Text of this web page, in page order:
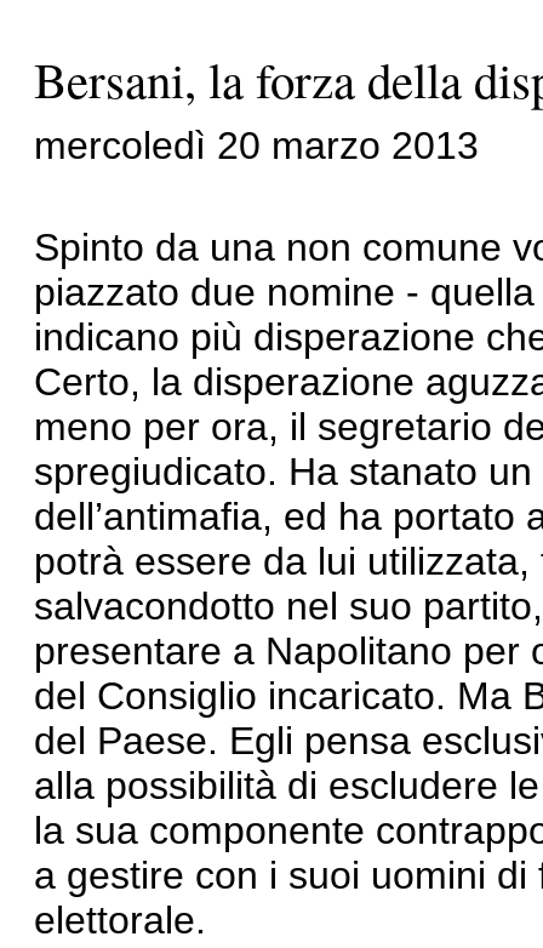
Bersani, la forza della
mercoledì 20 marzo 2013
Spinto da una non comune
piazzato due nomine -
indicano più disperazione
Certo, la disperazione
meno per ora, il segretario
spregiudicato. Ha stanato
dell’antimafia, ed ha portato
potrà essere da lui
salvacondotto nel suo
presentare a Napolitano per
del Consiglio incaricato. Ma
del Paese. Egli pensa
alla possibilità di escludere
la sua componente
a gestire con i suoi uomini
elettorale.